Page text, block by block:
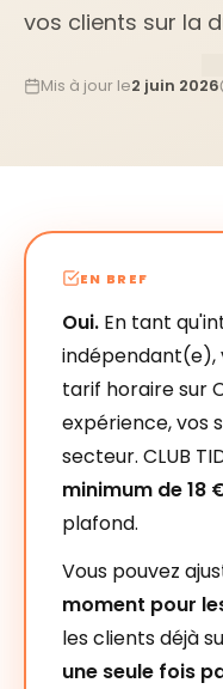
vos clients sur la
Mis à jour le2 juin 2026
EN BREF
Oui. En tant
indépendant(e),
tarif horaire sur
expérience, vos
secteur. CLUB
minimum de 18
plafond.
Vous pouvez
moment pour
les clients déjà
une seule fois